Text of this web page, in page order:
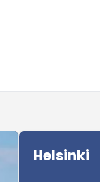
Sidebar
Helsinki